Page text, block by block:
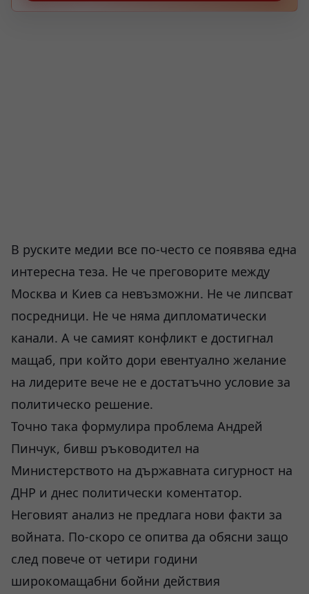
В руските медии все по-често се появява една
интересна теза. Не че преговорите между
Москва и Киев са невъзможни. Не че липсват
посредници. Не че няма дипломатически
канали. А че самият конфликт е достигнал
мащаб, при който дори евентуално желание
на лидерите вече не е достатъчно условие за
политическо решение.
Точно така формулира проблема Андрей
Пинчук, бивш ръководител на
Министерството на държавната сигурност на
ДНР и днес политически коментатор.
Неговият анализ не предлага нови факти за
войната. По-скоро се опитва да обясни защо
след повече от четири години
широкомащабни бойни действия